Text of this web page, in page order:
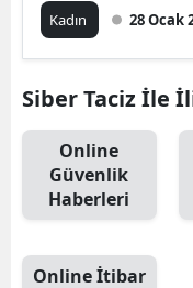
Kadın 28 Ocak
Siber Taciz İle
Online
Güvenlik
Haberleri
Online İtibar